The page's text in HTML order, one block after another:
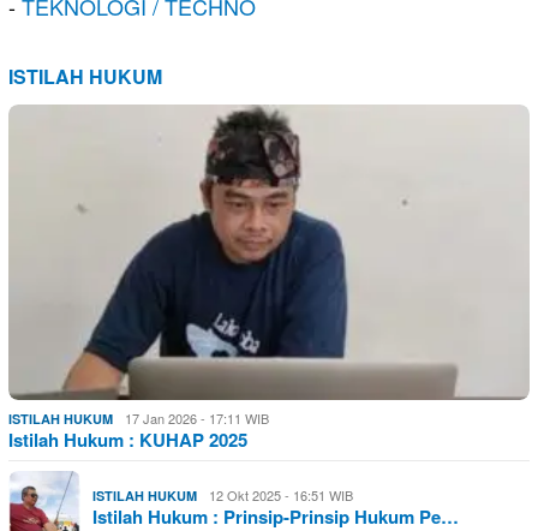
ISTILAH HUKUM
ISTILAH HUKUM 17 Jan 2026 - 17:11 WIB
Istilah Hukum : KUHAP 2025
ISTILAH HUKUM 12 Okt 2025 - 16:51 WIB
Istilah Hukum : Prinsip-Prinsip Hukum Pe…